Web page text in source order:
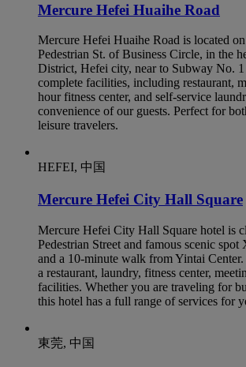
Mercure Hefei Huaihe Road
Mercure Hefei Huaihe Road is located
Pedestrian St. of Business Circle, in the
District, Hefei city, near to Subway No.
complete facilities, including restaurant,
hour fitness center, and self-service
convenience of our guests. Perfect for
leisure travelers.
HEFEI, 中国
Mercure Hefei City Hall Square
Mercure Hefei City Hall Square hotel is
Pedestrian Street and famous scenic
and a 10-minute walk from Yintai
a restaurant, laundry, fitness center,
facilities. Whether you are traveling for
this hotel has a full range of services for
東莞, 中国